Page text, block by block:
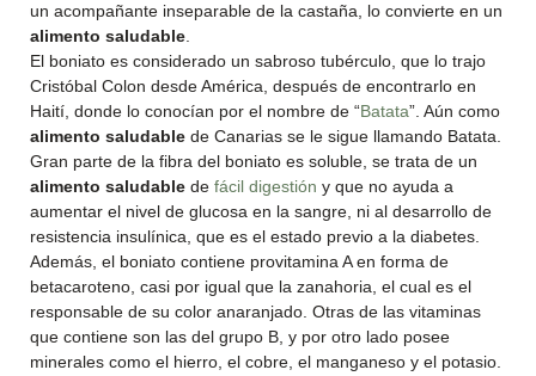
un acompañante inseparable de la castaña, lo convierte en un
alimento saludable
El boniato es considerado un sabroso tubérculo, que lo trajo
Cristóbal Colon desde América, después de encontrarlo en
Haití, donde lo conocían por el nombre de “Batata”. Aún como
alimento saludable de Canarias se le sigue llamando Batata.
Gran parte de la fibra del boniato es soluble, se trata de un
alimento saludable de fácil digestión y que no ayuda a
aumentar el nivel de glucosa en la sangre, ni al desarrollo de
resistencia insulínica, que es el estado previo a la diabetes.
Además, el boniato contiene provitamina A en forma de
betacaroteno, casi por igual que la zanahoria, el cual es el
responsable de su color anaranjado. Otras de las vitaminas
que contiene son las del grupo B, y por otro lado posee
minerales como el hierro, el cobre, el manganeso y el potasio.